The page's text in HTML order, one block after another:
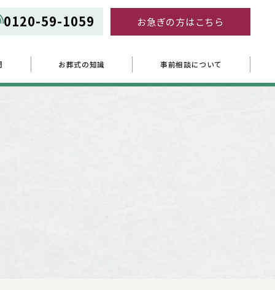
0120-59-1059 お急ぎの方はこちら
お葬式の知識 事前相談について